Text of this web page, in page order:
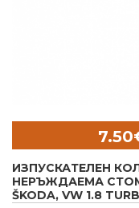
ИЗПУСКАТЕЛЕН
НЕРЪЖДАЕМА
ŠKODA, VW 1.8